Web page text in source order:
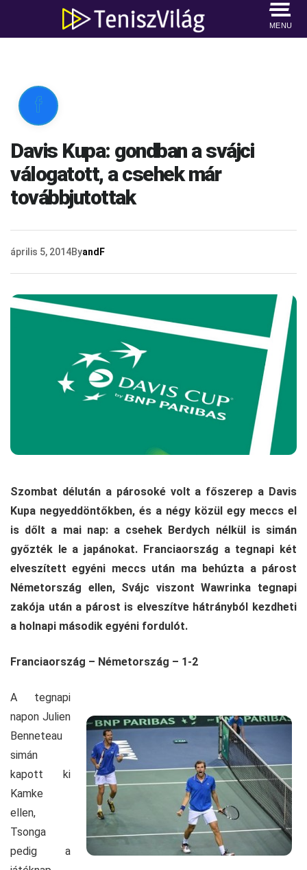
MENU

Davis Kupa: gondban a svájci
válogatott, a csehek már
továbbjutottak
április 5, 2014ByandF
Szombat délután a párosoké volt a főszerep a Davis
Kupa negyeddöntőkben, és a négy közül egy meccs el
is dőlt a mai nap: a csehek Berdych nélkül is simán
győzték le a japánokat. Franciaország a tegnapi két
elveszített egyéni meccs után ma behúzta a párost
Németország ellen, Svájc viszont Wawrinka tegnapi
zakója után a párost is elveszítve hátrányból kezdheti
a holnapi második egyéni fordulót.
Franciaország – Németország – 1-2
A tegnapi
napon Julien
Benneteau
simán
kapott ki
Kamke
ellen,
Tsonga
pedig a